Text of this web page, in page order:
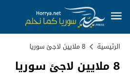
الرئيسية 8 ملايين لاجئ سوريا
8 ملايين لاجئ سوريا